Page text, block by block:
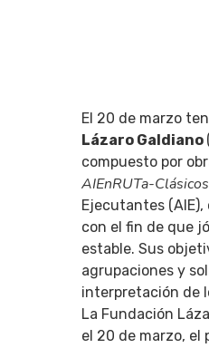
El 20 de marzo
Lázaro Galdiano
compuesto por
AIEnRUTa-Clásicos
Ejecutantes
con el fin de que
estable. Sus
agrupaciones y
interpretación de
La Fundación
el 20 de marzo,